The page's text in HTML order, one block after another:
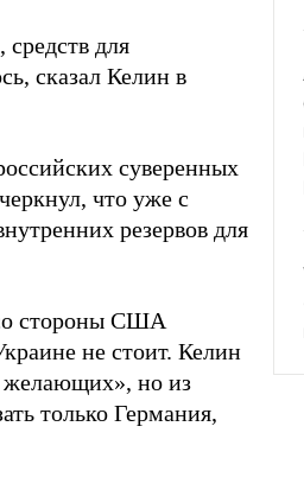
для
сказал Келин в
суверенных
что уже с
резервов для
стороны США
не стоит. Келин
желающих», но из
только Германия,